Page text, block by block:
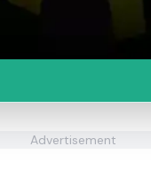
Advertisement